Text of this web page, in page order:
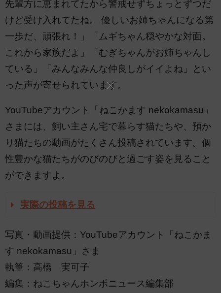
先輩方に恵まれてたから警戒せずちょっとずつだ
けど受け入れてたね。 優しいお姉ちゃんになる第
一歩だ、頑張れ！」「ムギちゃん穏やかな対面。
これから家族だよ」「むぎちゃんがお姉ちゃんし
ている」「みんなみんな仲良しがイイよね」とい
った声が寄せられています。
YouTubeアカウント「ねこかます nekokamasu」
さまには、飼い主さん宅で暮らす猫たちや、預か
り猫たちの動画がたくさん投稿されています。個
性豊かな猫たちがのびのびと過ごす姿を見ること
ができますよ。
実際の投稿を見る
写真・動画提供：YouTubeアカウント「ねこかま
す nekokamasu」さま
執筆：高橋 実可子
編集：ねこちゃんホンポニュース編集部